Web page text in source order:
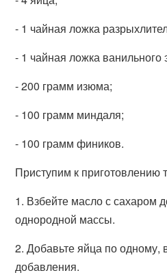
- 1 чайная ложка
- 1 чайная ложка ванильного
- 200 грамм изюма;
- 100 грамм миндаля;
- 100 грамм фиников.
Приступим к приготовлению
1. Взбейте масло с сахаром
однородной массы.
2. Добавьте яйца по одному,
добавления.